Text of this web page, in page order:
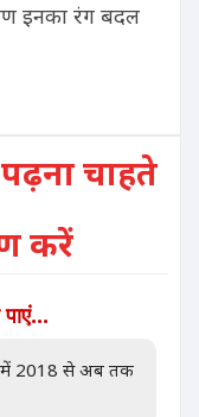
इनका रंग बदल
चाहते
करें
में 2018 से अब तक